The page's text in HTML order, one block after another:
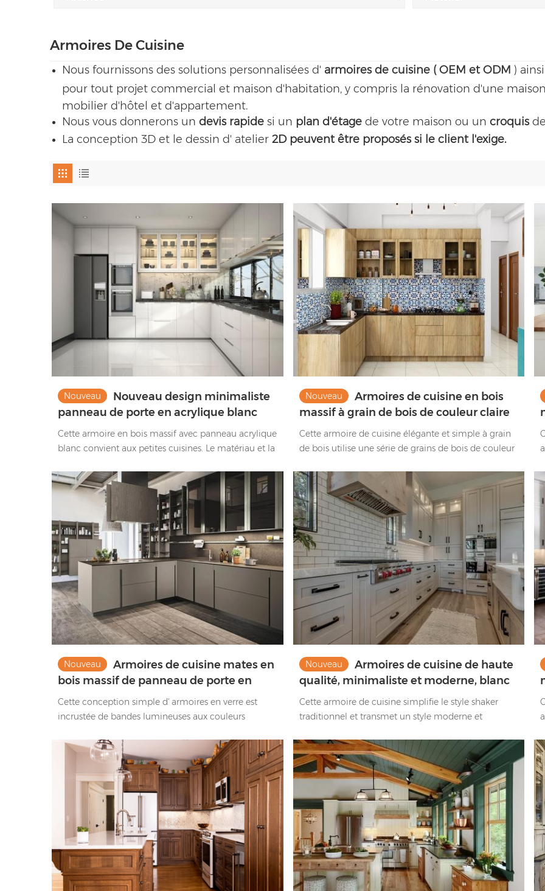
Armoires De Cuisine
Nous fournissons des solutions personnalisées d' armoires de cuisine (OEM et ODM )
pour tout projet commercial et maison d'habitation, y compris la rénovation d'une
mobilier d'hôtel et d'appartement.
Nous vous donnerons un devis rapide si un plan d'étage de votre maison ou un croquis
La conception 3D et le dessin d' atelier 2D peuvent être proposés si le client l'exige.
Nouveau
Nouveau design minimaliste
panneau de porte en acrylique blanc
brillant armoires de cuisine en bois
massif
Cette armoire en bois massif avec panneau acrylique
blanc convient aux petites cuisines. Le matériau et la
cuisine et agrandissent visuellement l'espace de la
cuisine.
Nouveau
Armoires de cuisine en bois
massif à grain de bois de couleur claire
minimaliste
Cette armoire de cuisine élégante et simple à grain
de bois utilise une série de grains de bois de couleur
bois est fermement collé et le grain est clair et beau.
Nouveau
Armoires de cuisine mates en
bois massif de panneau de porte en
verre de conception élégante moderne
Cette conception simple d' armoires en verre est
incrustée de bandes lumineuses aux couleurs
visuellement la mode, mais augmentent également
l'espace. La finition peinture mate démontre encore
l’élégance de l’espace.
Nouveau
Armoires de cuisine de haute
qualité, minimaliste et moderne, blanc
mat, Shaker
Cette armoire de cuisine simplifie le style shaker
traditionnel et transmet un style moderne et
porte.